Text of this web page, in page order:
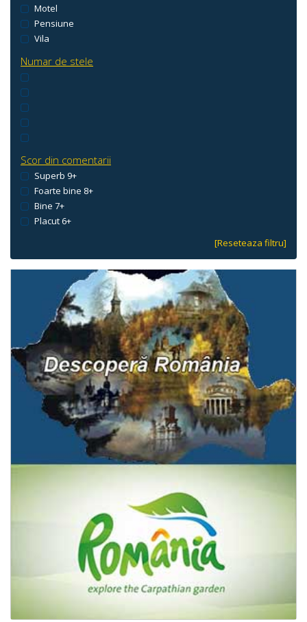
Motel
Pensiune
Vila
Numar de stele
Scor din comentarii
Superb 9+
Foarte bine 8+
Bine 7+
Placut 6+
[Reseteaza filtru]